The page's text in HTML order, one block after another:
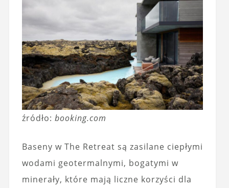
źródło: booking.com
Baseny w The Retreat są zasilane ciepłymi
wodami geotermalnymi, bogatymi w
minerały, które mają liczne korzyści dla